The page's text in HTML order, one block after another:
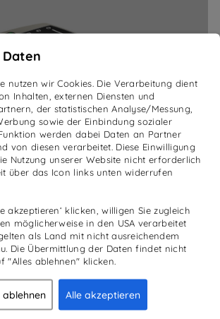
MEHR
Academy
News
Kundenmagazine
Service
Jobs
nutzen wir Cookies. Die Verarbeitung dient
Inhalten, externen Diensten und
der statistischen Analyse/Messung,
sowie der Einbindung sozialer
werden dabei Daten an Partner
von diesen verarbeitet. Diese Einwilligung
Nutzung unserer Website nicht erforderlich
über das Icon links unten widerrufen
akzeptieren‘ klicken, willigen Sie zugleich
möglicherweise in den USA verarbeitet
als Land mit nicht ausreichendem
Die Übermittlung der Daten findet nicht
"Alles ablehnen" klicken.
ablehnen Alle akzeptieren